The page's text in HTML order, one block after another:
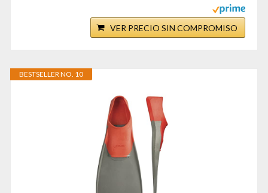
VER PRECIO SIN COMPROMISO
BESTSELLER NO. 10